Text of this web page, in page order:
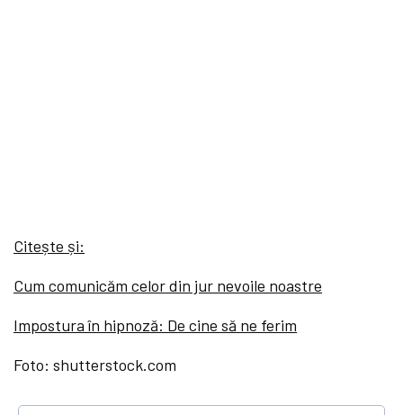
Citește și:
Cum comunicăm celor din jur nevoile noastre
Impostura în hipnoză: De cine să ne ferim
Foto: shutterstock.com